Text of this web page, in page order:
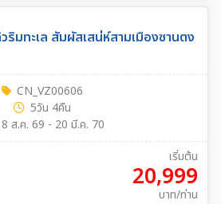
ริมทะเล สัมผัสเสน่ห์สามเมืองซานตง
CN_VZ00606
5วัน 4คืน
ส.ค. 69 - 20 มี.ค. 70
เริ่มต้น
20,999
บาท/ท่าน